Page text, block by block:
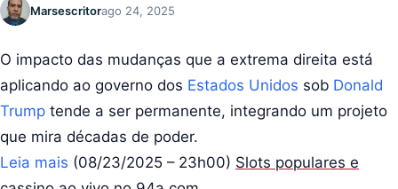
Marsescritorago 24, 2025
O impacto das mudanças que a extrema direita está
aplicando ao governo dos Estados Unidos sob Donald
Trump tende a ser permanente, integrando um projeto
que mira décadas de poder.
Leia mais (08/23/2025 – 23h00) Slots populares e